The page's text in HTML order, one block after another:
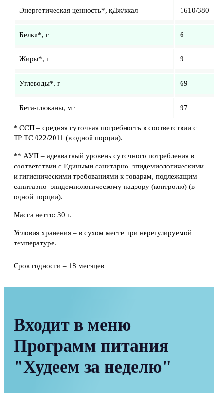
Энергетическая ценность*, кДж/ккал 1610/380
Белки*, г 6
Жиры*, г 9
Углеводы*, г 69
Бета-глюканы, мг 97
* ССП – средняя суточная потребность в соответствии с
ТР ТС 022/2011 (в одной порции).
** АУП – адекватный уровень суточного потребления в
соответствии с Едиными санитарно–эпидемиологическими
и гигиеническими требованиями к товарам, подлежащим
санитарно–эпидемиологическому надзору (контролю) (в
одной порции).
Масса нетто: 30 г.
Условия хранения – в сухом месте при нерегулируемой
температуре.
Срок годности – 18 месяцев
Входит в меню
Программ питания
"Худеем за неделю"